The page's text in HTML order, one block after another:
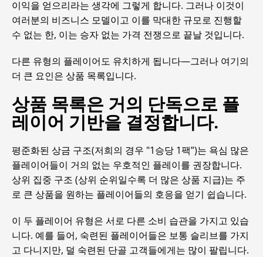
이익을 얻으리라는 생각에 그렇게 합니다. 그러나 이것이
여러분의 비즈니스 모델이고 이를 막대한 규모로 진행할
수 없는 한, 이는 승자 없는 가격 전쟁으로 끝날 것입니다.
다른 유형의 플레이어도 유치하게 됩니다—그러나 여기의
더 큰 요인은 상품 목록입니다.
상품 목록은 거의 단독으로 플
레이어 기반을 결정합니다.
평준화된 상금 구조(저희의 경우 "1승당 1팩”)는 욕심 많은
플레이어들이 거의 없는 우호적인 플레이를 권장합니다.
상위 집중 구조 (상위 순위일수록 더 많은 상품 지급)는 주
로 큰 상품을 원하는 플레이어들의 호응을 얻기 쉽습니다.
이 두 플레이어 유형은 서로 다른 소비 습관을 가지고 있습
니다. 예를 들어, 숙련된 플레이어들은 보통 슬리브를 가지
고 다니지만, 덜 숙련된 단골 고객들에게는 많이 팔립니다.